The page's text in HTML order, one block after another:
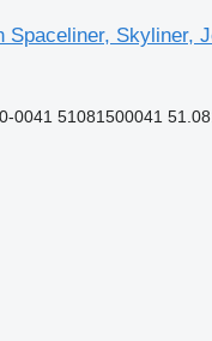
Spaceliner, Skyliner,
51081500041